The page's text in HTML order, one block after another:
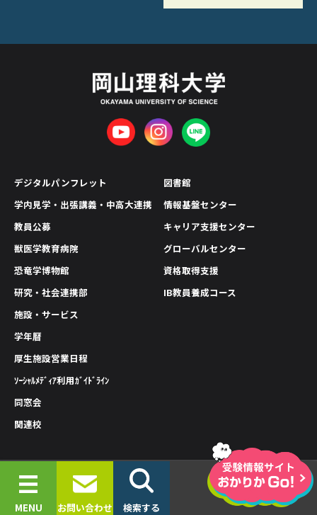
MENU お問い合わせ 検索する
デジタルパンフレット
学内見学・出張講義・中高大連携
教員公募
獣医学教育病院
恐竜学博物館
研究・社会連携部
図書館
情報基盤センター
キャリア支援センター
グローバルセンター
資格取得支援
IB教員養成コース
施設・サービス
学年暦
厚生施設営業日程
ｿｰｼｬﾙﾒﾃﾞｨｱ利用ｶﾞｲﾄﾞﾗｲﾝ
同窓会
関連校
情報公開
プライバシーポリシー
サイトポリシー